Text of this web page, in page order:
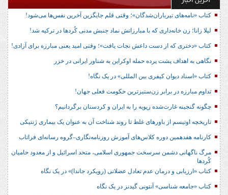
کتاب «نامه‌های تیرباران‌شدگان»؛ وقتی قلم جایگزین آخرین نفس‌ها می‌شود!
لیلا زانا؛ زن خانه‌داری که با مبارزاتش نماد جنبش مدنی کُردها در ترکیه شد!
کتاب «دختری که از دست داعش نجات یافت»؛ وقتی امید یعنی مبارزه برای آزادی!
نگاهی به اهداف پشت پرده حمله اوکراین به شناور ایرانی در خزر
کتاب «اسناد دیوان کیفری بین المللی» در یک نگاه!
تداوم مبارزه در برابر زن‌ستیزترین حکومت فعلی جهان!
چگونه گنجینه غارت‌شده زیویه را به ایران و کردستان برگردانیم؟
تاریخچه اوتیسم از باورهای غلط تا روند شناخت آن به عنوان یک بیماری ژنتیکی
کارنامه هفدهمین دوره کلاس‌های آموزش روزنامه‌نگاری–گروه رسانه‌ای فراتاب
مرگ ناگهانی دشمن سرسخت جمهوری اسلامی، متحد اسرائیل و از معدود حامیان
کُردها
کتاب «ارزیابی و درمان عدم تعادل عضلانی (رویکرد جاندا)» در یک نگاه
کتاب «جامعه شناسی» آنتونی گیدنز در یک نگاه